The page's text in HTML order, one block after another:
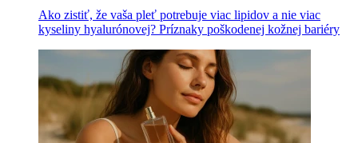
Ako zistiť, že vaša pleť potrebuje viac lipidov a nie viac
kyseliny hyalurónovej? Príznaky poškodenej kožnej bariéry